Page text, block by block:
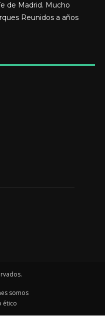
de Madrid. Mucho
Reunidos a años
somos
ético